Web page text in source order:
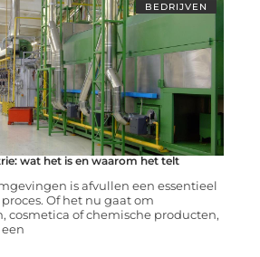
BEDRIJVEN
wat het is en waarom het telt
is afvullen een essentieel
Of het nu gaat om
cosmetica of chemische producten,